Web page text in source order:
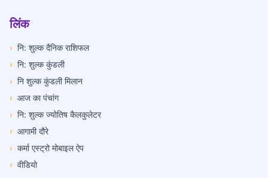
लिंक
› नि: शुल्क दैनिक राशिफल
› नि: शुल्क कुंडली
› नि शुल्क कुंडली मिलान
› आज का पंचांग
› नि: शुल्क ज्योतिष कैलकुलेटर
› आगामी दौरे
› कर्मा एस्ट्रो मोबाइल ऐप
› वीडियो